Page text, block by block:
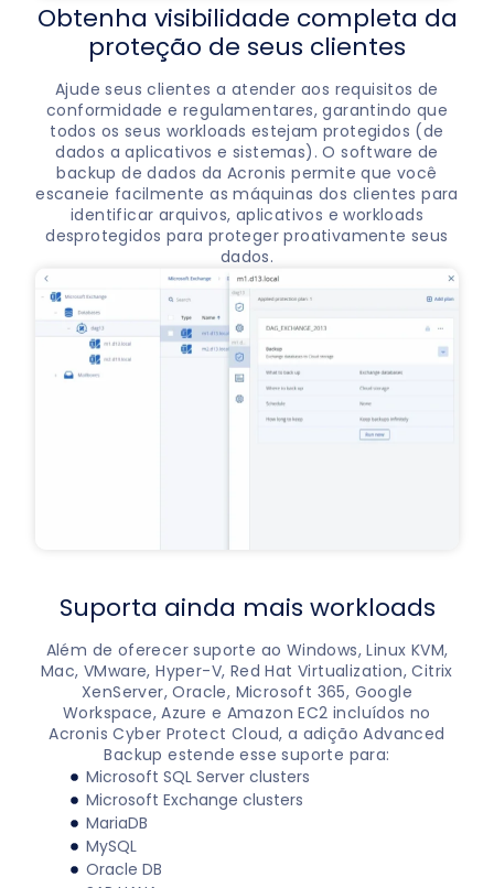
Obtenha visibilidade completa da
proteção de seus clientes
Ajude seus clientes a atender aos requisitos de
conformidade e regulamentares, garantindo que
todos os seus workloads estejam protegidos (de
dados a aplicativos e sistemas). O software de
backup de dados da Acronis permite que você
escaneie facilmente as máquinas dos clientes para
identificar arquivos, aplicativos e workloads
desprotegidos para proteger proativamente seus
dados.
Suporta ainda mais workloads
Além de oferecer suporte ao Windows, Linux KVM,
Mac, VMware, Hyper-V, Red Hat Virtualization, Citrix
XenServer, Oracle, Microsoft 365, Google
Workspace, Azure e Amazon EC2 incluídos no
Acronis Cyber Protect Cloud, a adição Advanced
Backup estende esse suporte para:
Microsoft SQL Server clusters
Microsoft Exchange clusters
MariaDB
MySQL
Oracle DB